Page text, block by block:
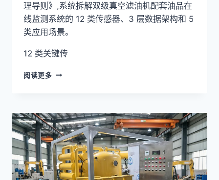
理导则》,系统拆解双级真空滤油机配套油品在
线监测系统的 12 类传感器、3 层数据架构和 5
类应用场景。
12 类关键传
阅读更多 油
监
测
12
类
传
感
器